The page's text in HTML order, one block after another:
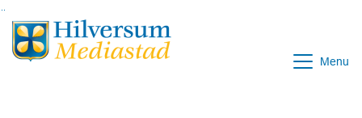
Ga naar de inhoud van deze pagina
Ga naar het zoeken
Menu